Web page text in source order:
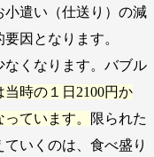
遣い（仕送り）の減
因となります。
くなります。バブル
時の１日2100円か
ています。
限られた
いくのは、食べ盛り